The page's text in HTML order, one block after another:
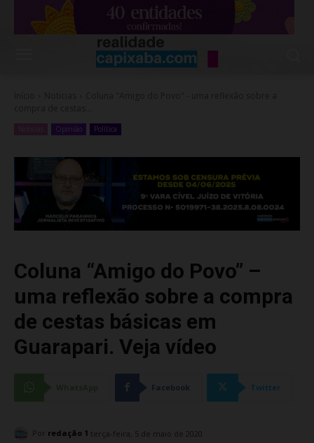
Opinião Política
Coluna “Amigo do Povo” –
uma reflexão sobre a compra
de cestas básicas em
Guarapari. Veja vídeo
Facebook Twitter
Por redação 1 terça-feira, 5 de maio de 2020